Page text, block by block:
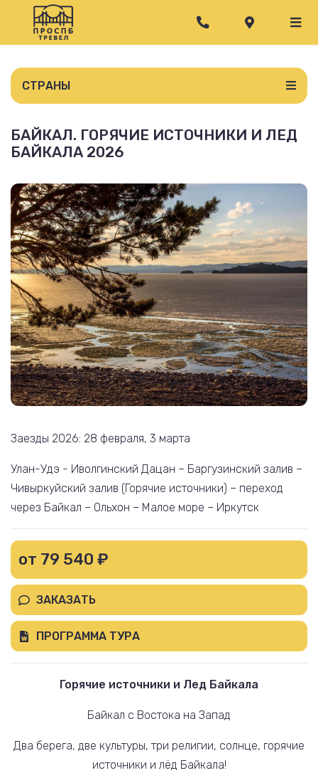
СТРАНЫ
БАЙКАЛ. ГОРЯЧИЕ ИСТОЧНИКИ И ЛЕД
БАЙКАЛА 2026
Заезды 2026: 28 февраля, 3 марта
Улан-Удэ - Иволгинский Дацан – Баргузинский залив –
Чивыркуйский залив (Горячие источники) – переход
через Байкал – Ольхон – Малое море – Иркутск
от 79 540 ₽
ЗАКАЗАТЬ
ПРОГРАММА ТУРА
Горячие источники и Лед Байкала
Байкал с Востока на Запад
Два берега, две культуры, три религии, солнце, горячие
источники и лёд Байкала!